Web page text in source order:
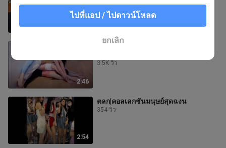
2:46
2:46
แต่งงานกับภรรยานักเต้นเป็น
3.5K วิว
2:54
ตลก|คอลเลกชันมนุษย์สุดฉงน
354 วิว
ไปที่แอป / ไปดาวน์โหลด
ยกเลิก